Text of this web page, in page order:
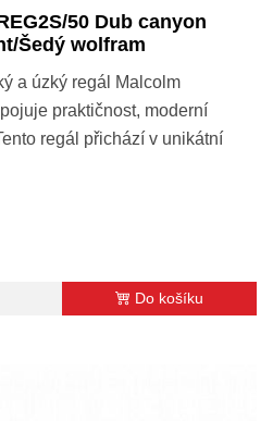
50 Dub canyon
Šedý wolfram
a úzký regál Malcolm
praktičnost, moderní
regál přichází v unikátní
Do košíku